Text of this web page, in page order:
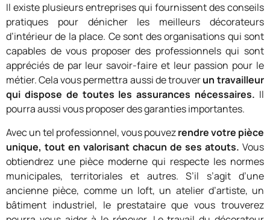
Il existe plusieurs entreprises qui fournissent des conseils
pratiques pour dénicher les meilleurs décorateurs
d’intérieur de la place. Ce sont des organisations qui sont
capables de vous proposer des professionnels qui sont
appréciés de par leur savoir-faire et leur passion pour le
métier. Cela vous permettra aussi de trouverun travailleur
qui dispose de toutes les assurances nécessaires. Il
pourra aussi vous proposer des garanties importantes.
Avec un tel professionnel, vous pouvezrendre votre pièce
unique, tout en valorisant chacun de ses atouts. Vous
obtiendrez une pièce moderne qui respecte les normes
municipales, territoriales et autres. S’il s’agit d’une
ancienne pièce, comme un loft, un atelier d’artiste, un
bâtiment industriel, le prestataire que vous trouverez